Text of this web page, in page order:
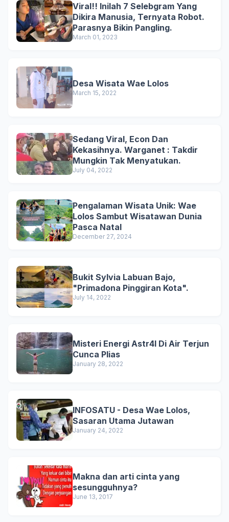
Viral!! Inilah 7 Selebgram Yang
Dikira Manusia, Ternyata Robot.
Parasnya Bikin Pangling.
March 01, 2023
Desa Wisata Wae Lolos
March 15, 2022
Sedang Viral, Econ Dan
Kekasihnya. Warganet : Takdir
Mungkin Tak Menyatukan.
July 04, 2022
Pengalaman Wisata Unik: Wae
Lolos Sambut Wisatawan Dunia
Pasca Natal
December 27, 2024
Bukit Sylvia Labuan Bajo,
"Primadona Pinggiran Kota".
July 14, 2022
Misteri Energi Astr4l Di Air Terjun
Cunca Plias
January 28, 2022
INFOSATU - Desa Wae Lolos,
Sasaran Utama Jutawan
January 24, 2022
Makna dan arti cinta yang
sesungguhnya?
June 13, 2017